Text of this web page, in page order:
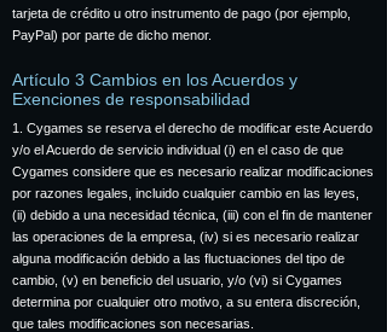
tarjeta de crédito u otro instrumento de pago (por ejemplo,
PayPal) por parte de dicho menor.
Artículo 3 Cambios en los Acuerdos y
Exenciones de responsabilidad
1. Cygames se reserva el derecho de modificar este Acuerdo
y/o el Acuerdo de servicio individual (i) en el caso de que
Cygames considere que es necesario realizar modificaciones
por razones legales, incluido cualquier cambio en las leyes,
(ii) debido a una necesidad técnica, (iii) con el fin de mantener
las operaciones de la empresa, (iv) si es necesario realizar
alguna modificación debido a las fluctuaciones del tipo de
cambio, (v) en beneficio del usuario, y/o (vi) si Cygames
determina por cualquier otro motivo, a su entera discreción,
que tales modificaciones son necesarias.